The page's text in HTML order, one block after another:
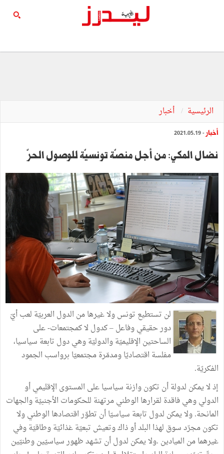
الرئيسية أخبار
أخبار - 2021.05.19
نضال المكي: من أجل منصّة تونسيّة للوصول الحرّ
لن تستطيع تونس ولا غيرها من الدول العربيّة لعب أيّ
دور حقيقي وفاعل – كدول لا كمجتمعات- على
الساحتين الإقليميّة والدوليّة وهي دول تابعة سياسيا،
مفلسة اقتصاديّا ومدمّرة مجتمعيّا برواسب الجمود
الفكريّة.
إذ لا يمكن لدولة أن تكون وازنة سياسيا على المستوى الإقليمي أو
الدولي وهي فاقدة لقرارها الوطني مرتهنة للحكومات الأجنبيّة والجهات
المانحة. ولا يمكن لدول تابعة سياسيّا أن تطوّر اقتصادها الوطني ولا
تكون مجرّد سوق لهذا البلد أو ذاك وتعيش تبعيّة غذائيّة وطاقيّة وفي
غيرهما من الميادين .ولا يمكن لدول أن تشهد ظهور سياسيّين وطنيّين